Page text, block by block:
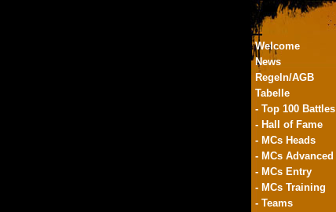
Welcome
News
Regeln/AGB
Tabelle
- Top 100 Battles
- Hall of Fame
- MCs Heads
- MCs Advanced
- MCs Entry
- MCs Training
- Teams